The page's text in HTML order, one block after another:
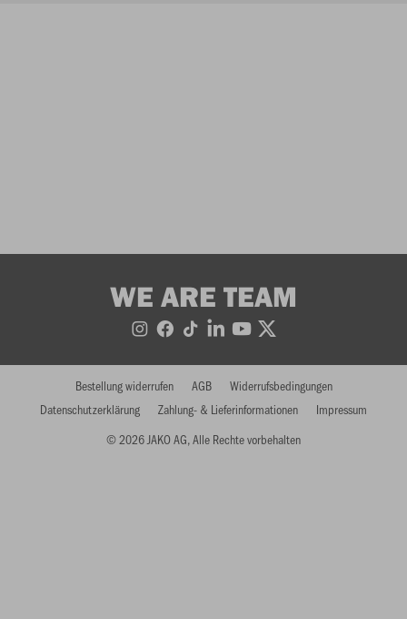
WE ARE TEAM
© 2026 JAKO AG, Alle Rechte vorbehalten
Bestellung widerrufen AGB
Widerrufsbedingungen
Datenschutzerklärung
Zahlung- & Lieferinformationen Impressum